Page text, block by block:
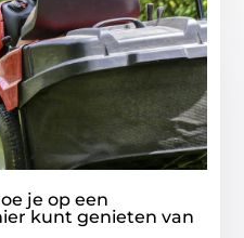
je op een
kunt genieten van